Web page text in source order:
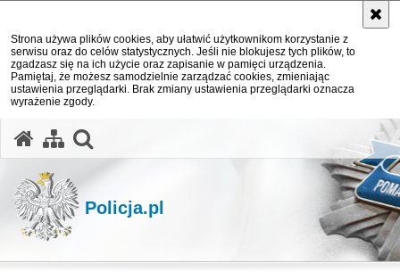
Strona używa plików cookies, aby ułatwić użytkownikom korzystanie z
serwisu oraz do celów statystycznych. Jeśli nie blokujesz tych plików, to
zgadzasz się na ich użycie oraz zapisanie w pamięci urządzenia.
Pamiętaj, że możesz samodzielnie zarządzać cookies, zmieniając
ustawienia przeglądarki. Brak zmiany ustawienia przeglądarki oznacza
wyrażenie zgody.
Policja.pl